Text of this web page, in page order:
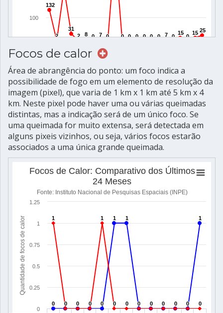
Focos de calor
Área de abrangência do ponto: um foco indica a
possibilidade de fogo em um elemento de resolução da
imagem (pixel), que varia de 1 km x 1 km até 5 km x 4
km. Neste pixel pode haver uma ou várias queimadas
distintas, mas a indicação será de um único foco. Se
uma queimada for muito extensa, será detectada em
alguns pixeis vizinhos, ou seja, vários focos estarão
associados a uma única grande queimada.